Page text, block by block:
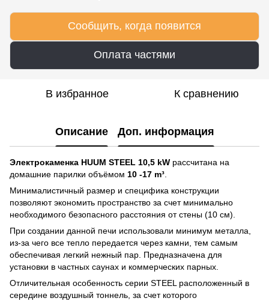
Сообщить, когда появится
Оплата частями
В избранное К сравнению
Описание Доп. информация
Электрокаменка HUUM STEEL 10,5 kW рассчитана на
домашние парилки объёмом 10 -17 m³
Минималистичный размер и специфика конструкции
позволяют экономить пространство за счет минимально
необходимого безопасного расстояния от стены (10 см).
При создании данной печи использовали минимум металла,
из-за чего все тепло передается через камни, тем самым
обеспечивая легкий нежный пар. Предназначена для
установки в частных саунах и коммерческих парных.
Отличительная особенность серии STEEL расположенный в
середине воздушный тоннель, за счет которого